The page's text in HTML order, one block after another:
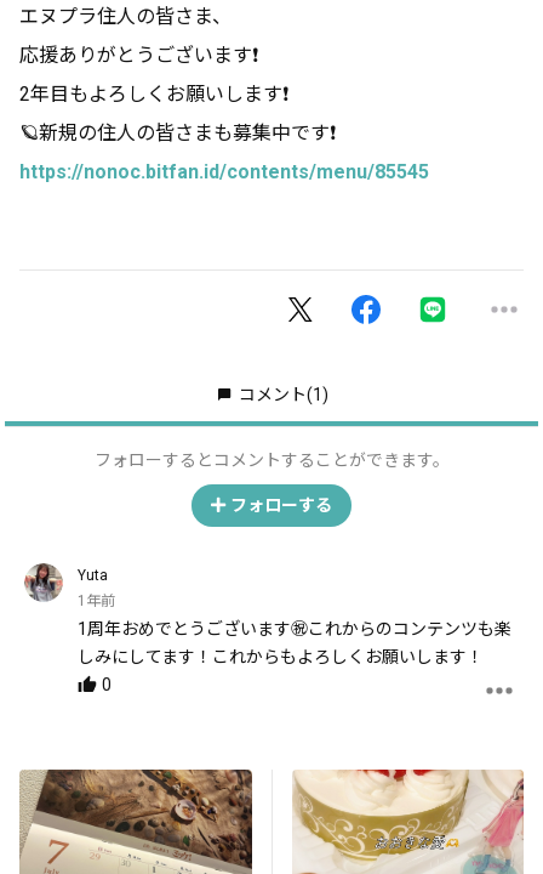
エヌプラ住人の皆さま、
応援ありがとうございます❗️
2年目もよろしくお願いします❗️
🪐新規の住人の皆さまも募集中です❗️
https://nonoc.bitfan.id/contents/menu/85545
コメント(1)
フォローするとコメントすることができます。
フォローする
Yuta
1年前
1周年おめでとうございます㊗️これからのコンテンツも楽
しみにしてます！これからもよろしくお願いします！
0